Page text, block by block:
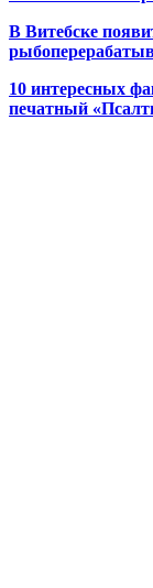
В Витебске
10 интересных
печатный